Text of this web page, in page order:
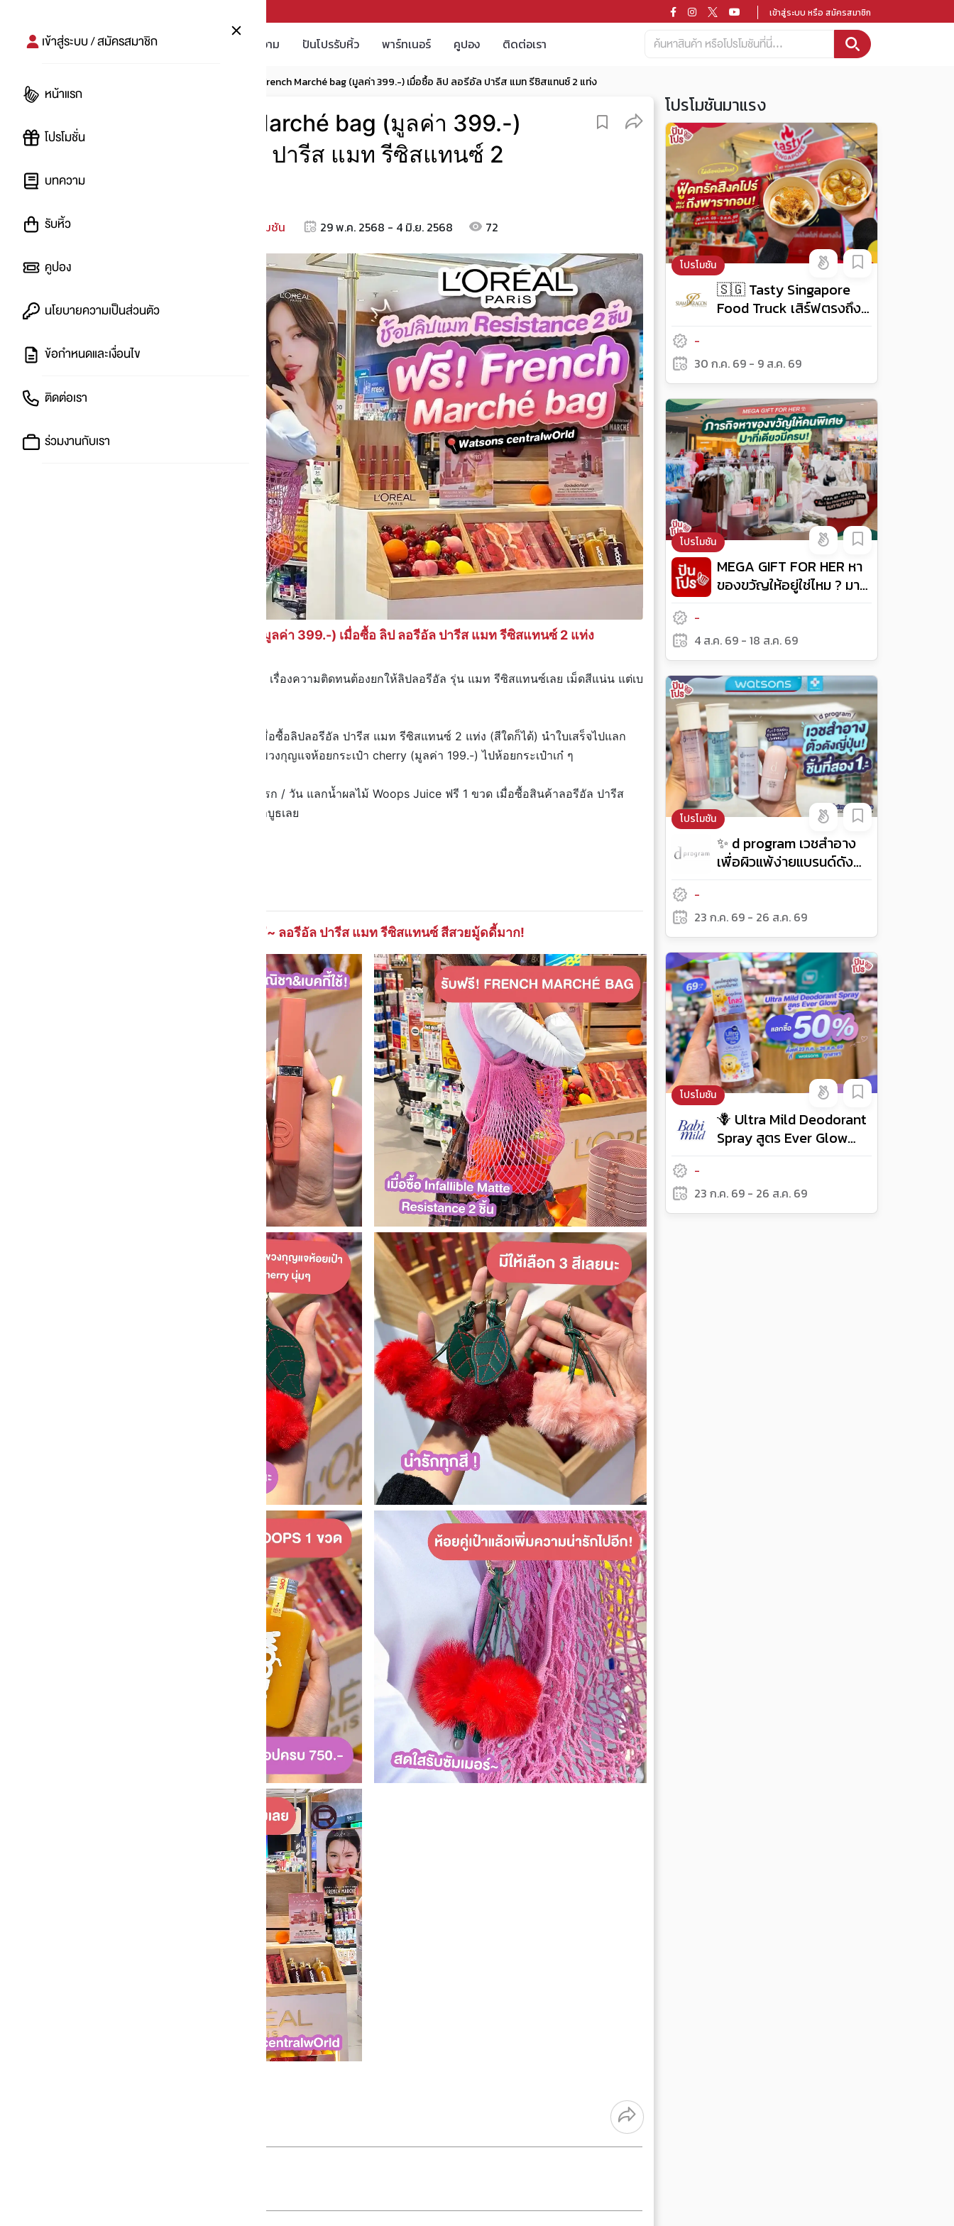
เข้าสู่ระบบ หรือ สมัครสมาชิก
บทความ ปันโปรรับหิ้ว พาร์ทเนอร์ คูปอง ติดต่อเรา
เข้าสู่ระบบ / สมัครสมาชิก
หน้าแรก
โปรโมชั่น
บทความ
รับหิ้ว
คูปอง
นโยบายความเป็นส่วนตัว
ข้อกำหนดและเงื่อนไข
ติดต่อเรา
ร่วมงานกับเรา
💄 ฟรี! French Marché bag (มูลค่า 399.-) เมื่อซื้อ ลิป ลอรีอัล ปารีส แมท รีซิสแทนซ์ 2 แท่ง
💄 ฟรี! French Marché bag (มูลค่า 399.-)
เมื่อซื้อ ลิป ลอรีอัล ปารีส แมท รีซิสแทนซ์ 2
หมดโปรโมชัน 29 พ.ค. 2568 - 4 มิ.ย. 2568 72
💄 ฟรี! French Marché bag (มูลค่า 399.-) เมื่อซื้อ ลิป ลอรีอัล ปารีส แมท รีซิสแทนซ์ 2 แท่ง
ลิปแมทตัวฮิต ที่ ณิชา-เบคกี้ ใช้! เรื่องความติดทนต้องยกให้ลิปลอรีอัล รุ่น แมท รีซิสแทนซ์เลย เม็ดสีแน่น แต่เบ
🍒 ตอนนี้เค้ามีบูธ ของแจกเพียบ! เมื่อซื้อลิปลอรีอัล ปารีส แมท รีซิสแทนซ์ 2 แท่ง (สีใดก็ได้) นำใบเสร็จไปแลก
ด่วน สำหรับ 200 คนแรก รับเพิ่ม! พวงกุญแจห้อยกระเป๋า cherry (มูลค่า 199.-) ไปห้อยกระเป๋าเก๋ ๆ
🤩 และพิเศษ! สำหรับ 15 ออเดอร์แรก / วัน แลกน้ำผลไม้ Woops Juice ฟรี 1 ขวด เมื่อซื้อสินค้าลอรีอัล ปารีส
ครบ 750.- มาลองเทสสีกันได้ที่หน้าบูธเลย
ลิปรุ่นใหม่~ ลอรีอัล ปารีส แมท รีซิสแทนซ์ สีสวยมู้ดดี้มาก!
โปรโมชันมาแรง
🇸🇬 Tasty Singapore
Food Truck เสิร์ฟตรงถึง
โปรโมชัน
-
30 ก.ค. 69 - 9 ส.ค. 69
MEGA GIFT FOR HER หา
ของขวัญให้อยู่ใช่ไหม ? มาที่
โปรโมชัน
-
4 ส.ค. 69 - 18 ส.ค. 69
✨ d program เวชสำอาง
เพื่อผิวแพ้ง่ายแบรนด์ดัง
เด็ดตัวดังมาให้ช็อปที่วัตสัน
จัดโปรชิ้นที่สอง 1.-
โปรโมชัน
-
23 ก.ค. 69 - 26 ส.ค. 69
🪻 Ultra Mild Deodorant
Spray สูตร Ever Glow
โปรโมชัน
-
23 ก.ค. 69 - 26 ส.ค. 69